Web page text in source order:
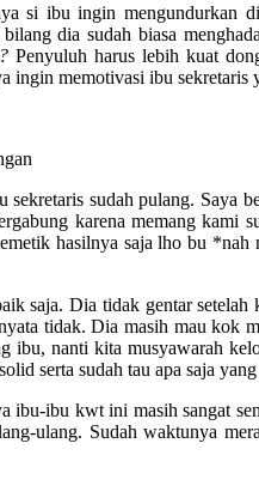
si ibu ingin
dia sudah biasa
Penyuluh harus lebih kuat
ingin memotivasi ibu sekretaris
sudah pulang.
karena memang kami
hasilnya saja lho bu
saja. Dia tidak gentar
tidak. Dia masih mau kok
nanti kita musyawarah
serta sudah tau apa saja
ibu-ibu kwt ini masih sangat
ulang. Sudah waktunya